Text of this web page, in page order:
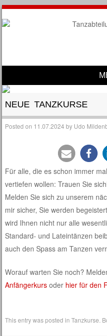
Skip to content
NEUE TANZKURSE
Posted on 11.07.2024 by Udo
Für alle, die es schon immer
vertiefen wollen: Trauen Sie
Melden Sie sich zu unserem
mir sicher, Sie werden
wird Ihnen nicht nur alle
Standard- und Lateintänzen
auch den Spass am Tanzen
Worauf warten Sie noch?
Anfängerkursoder hier für den
This entry was posted inTanzkurse .